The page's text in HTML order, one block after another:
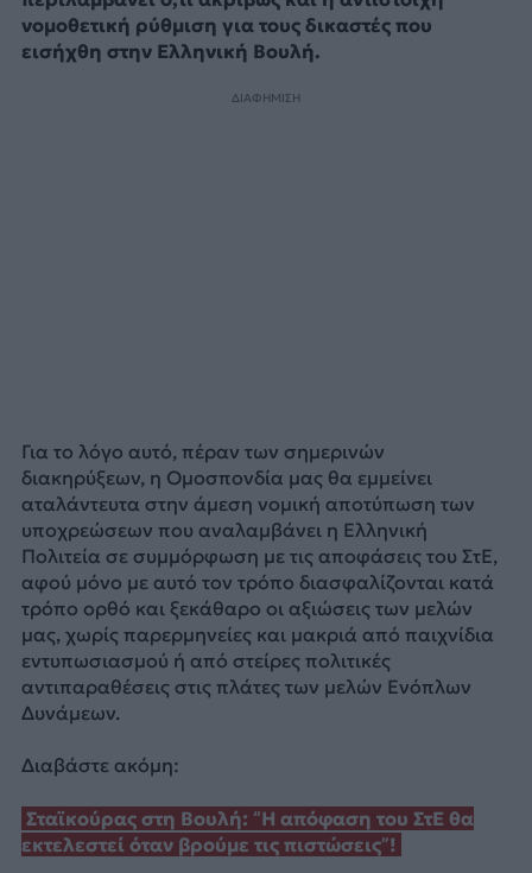
νομοθετική ρύθμιση για τους δικαστές που
εισήχθη στην Ελληνική Βουλή.
ΔΙΑΦΗΜΙΣΗ
Για το λόγο αυτό, πέραν των σημερινών
διακηρύξεων, η Ομοσπονδία μας θα εμμείνει
αταλάντευτα στην άμεση νομική αποτύπωση των
υποχρεώσεων που αναλαμβάνει η Ελληνική
Πολιτεία σε συμμόρφωση με τις αποφάσεις του ΣτΕ,
αφού μόνο με αυτό τον τρόπο διασφαλίζονται κατά
τρόπο ορθό και ξεκάθαρο οι αξιώσεις των μελών
μας, χωρίς παρερμηνείες και μακριά από παιχνίδια
εντυπωσιασμού ή από στείρες πολιτικές
αντιπαραθέσεις στις πλάτες των μελών Ενόπλων
Δυνάμεων.
Διαβάστε ακόμη:
Σταϊκούρας στη Βουλή: “Η απόφαση του ΣτΕ θα
εκτελεστεί όταν βρούμε τις πιστώσεις”!